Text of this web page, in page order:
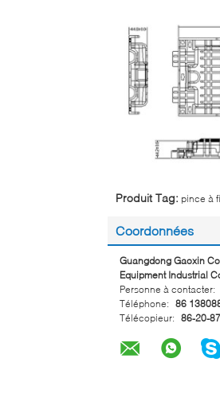
Produit Tag: pince à
Coordonnées
Guangdong Gaoxin
Equipment Industrial
Personne à contacter:
Téléphone: 86
Télécopieur: 86-20-